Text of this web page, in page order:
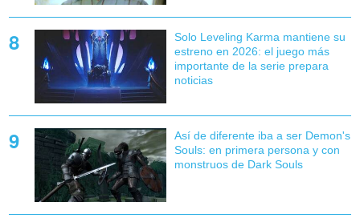
Solo Leveling Karma mantiene su
estreno en 2026: el juego más
importante de la serie prepara
noticias
Así de diferente iba a ser Demon's
Souls: en primera persona y con
monstruos de Dark Souls